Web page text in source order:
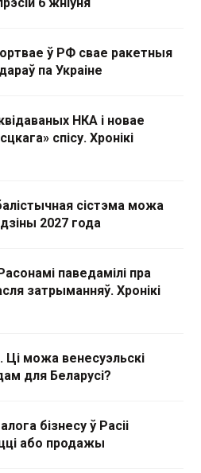
ў РФ свае ракетныя
па Украіне
НКА і новае
спісу. Хронікі
сістэма можа
2027 года
паведамілі пра
затрыманняў. Хронікі
можа венесуэльскі
для Беларусі?
бізнесу ў Расіі
або продажы